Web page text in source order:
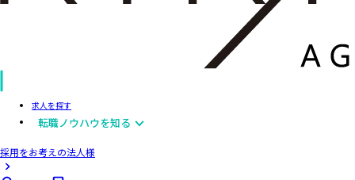
求人を探す
転職ノウハウを知る
採用をお考えの法人様